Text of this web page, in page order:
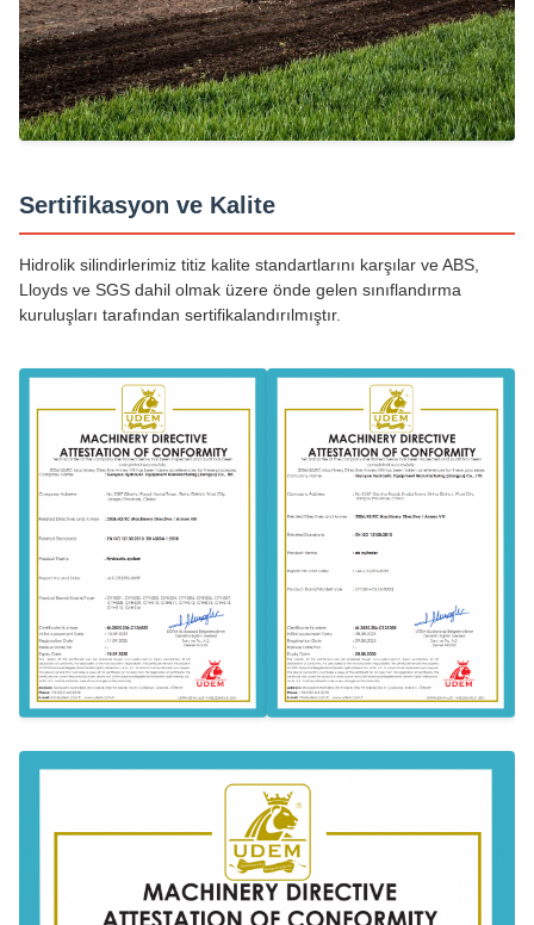
Sertifikasyon ve Kalite
Hidrolik silindirlerimiz titiz kalite standartlarını karşılar ve ABS,
Lloyds ve SGS dahil olmak üzere önde gelen sınıflandırma
kuruluşları tarafından sertifikalandırılmıştır.